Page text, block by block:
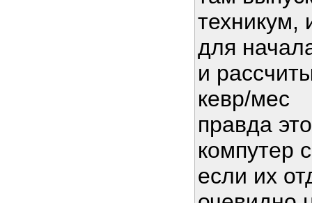
техникум,
для
и
кевр/мес
правда
компутер
если их